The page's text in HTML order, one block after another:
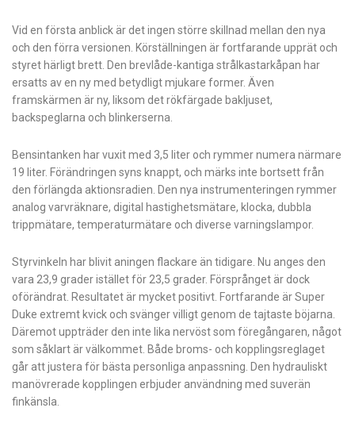
Vid en första anblick är det ingen större skillnad mellan den nya
och den förra versionen. Körställningen är fortfarande upprät och
styret härligt brett. Den brevlåde-kantiga strålkastarkåpan har
ersatts av en ny med betydligt mjukare former. Även
framskärmen är ny, liksom det rökfärgade bakljuset,
backspeglarna och blinkerserna.
Bensintanken har vuxit med 3,5 liter och rymmer numera närmare
19 liter. Förändringen syns knappt, och märks inte bortsett från
den förlängda aktionsradien. Den nya instrumenteringen rymmer
analog varvräknare, digital hastighetsmätare, klocka, dubbla
trippmätare, temperaturmätare och diverse varningslampor.
Styrvinkeln har blivit aningen flackare än tidigare. Nu anges den
vara 23,9 grader istället för 23,5 grader. Försprånget är dock
oförändrat. Resultatet är mycket positivt. Fortfarande är Super
Duke extremt kvick och svänger villigt genom de tajtaste böjarna.
Däremot uppträder den inte lika nervöst som föregångaren, något
som såklart är välkommet. Både broms- och kopplingsreglaget
går att justera för bästa personliga anpassning. Den hydrauliskt
manövrerade kopplingen erbjuder användning med suverän
finkänsla.